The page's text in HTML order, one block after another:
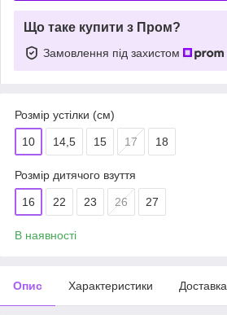
Що таке купити з Пром?
Замовлення під захистом
Розмір устілки (см)
10 14,5 15 17 18
Розмір дитячого взуття
16 22 23 26 27
В наявності
Опис Характеристики Доставка